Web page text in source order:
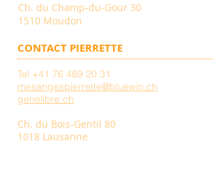
Ch. du Champ-du-Gour 30
1510 Moudon
Tel +41 76 489 20 31
mesangespierrette@bluewin.ch
genelibre.ch
Ch. du Bois-Gentil 80
1018 Lausanne
CONTACT PIERRETTE